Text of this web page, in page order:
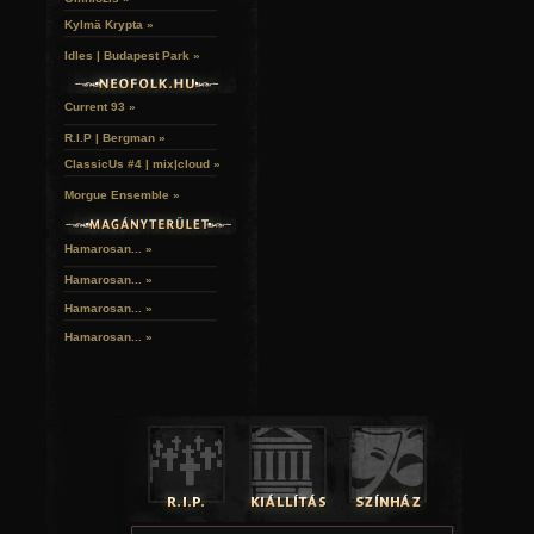
Kylmä Krypta »
Idles | Budapest Park »
Current 93 »
R.I.P | Bergman »
ClassicUs #4 | mix|cloud »
Morgue Ensemble »
Hamarosan... »
Hamarosan... »
Hamarosan... »
Hamarosan... »